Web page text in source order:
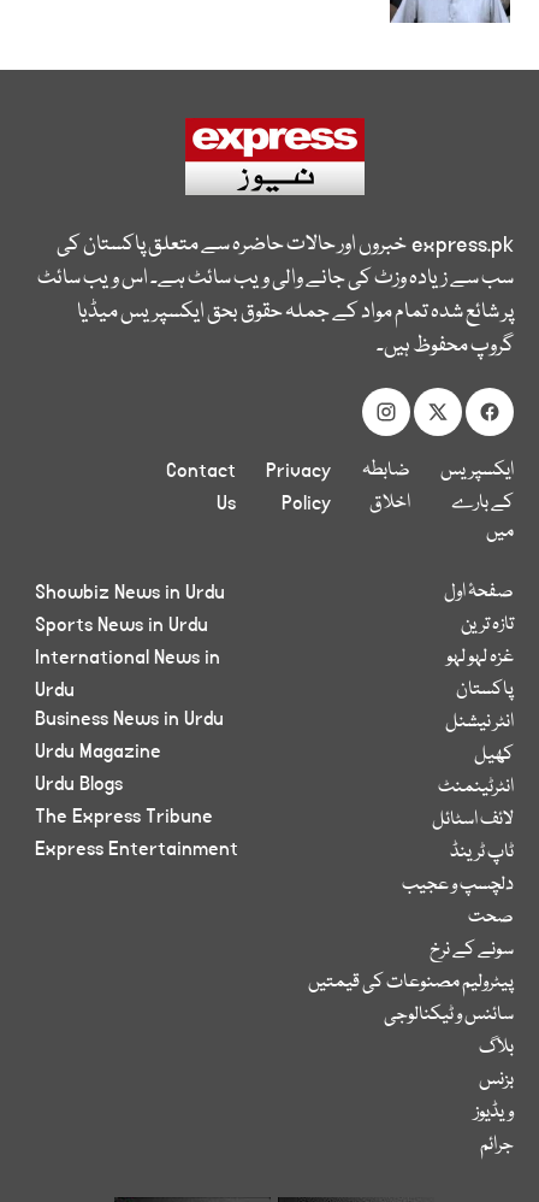
express.pkخبروں اور حالات حاضرہ سے متعلق پاکستان کی
سب سے زیادہ وزٹ کی جانے والی ویب سائٹ ہے۔ اس ویب سائٹ
پر شائع شدہ تمام مواد کے جملہ حقوق بحق ایکسپریس میڈیا
گروپ محفوظ ہیں۔
ایکسپریس
کے بارے
میں
ضابطہ
اخلاق
Privacy
Policy
Contact
Us
صفحۂ اول
تازہ ترین
غزہ لہو لہو
پاکستان
انٹر نیشنل
کھیل
انٹرٹینمنٹ
لائف اسٹائل
ٹاپ ٹرینڈ
دلچسپ و عجیب
صحت
سونے کے نرخ
پیٹرولیم مصنوعات کی قیمتیں
سائنس و ٹیکنالوجی
بلاگ
بزنس
ویڈیوز
جرائم
Showbiz News in Urdu
Sports News in Urdu
International News in
Urdu
Business News in Urdu
Urdu Magazine
Urdu Blogs
The Express Tribune
Express Entertainment